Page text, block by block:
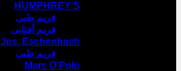
HUMPHREY’S
فریم طبی
فریم آفتابی
Jos. Eschenbach
فریم طبی
Marc O‘Polo